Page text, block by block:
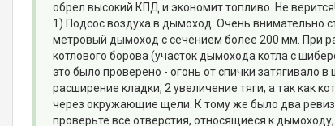
обрел высокий КПД и экономит топливо. Не
1) Подсос воздуха в дымоход. Очень внимательно
метровый дымоход с сечением более 200 мм. При
котлового борова (участок дымохода котла с
это было проверено - огонь от спички затягивало
расширение кладки, 2 увеличение тяги, а так как
через окружающие щели. К тому же было два
проверьте все отверстия, относящиеся к